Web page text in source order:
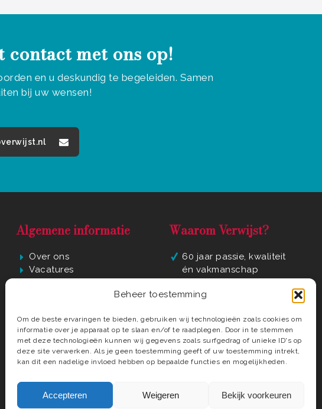
Beheer toestemming
Om de beste ervaringen te bieden, gebruiken wij technologieën zoals cookies om
informatie over je apparaat op te slaan en/of te raadplegen. Door in te stemmen
met deze technologieën kunnen wij gegevens zoals surfgedrag of unieke ID's op
deze site verwerken. Als je geen toestemming geeft of uw toestemming intrekt,
kan dit een nadelige invloed hebben op bepaalde functies en mogelijkheden.
Accepteren Weigeren Bekijk voorkeuren
met ons op!
en u deskundig te begeleiden. Samen
bij uw wensen!
Algemene informatie
Over ons
Vacatures
Algemene voorwaarden
In de regio
Waarom Verwijst?
60 jaar passie, kwaliteit
én vakmanschap
materialen en
Compleet ontzorgd tot
in detail
Deskundige installateurs